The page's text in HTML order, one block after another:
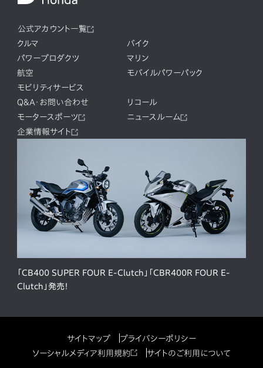
公式アカウント一覧
クルマ
バイク
パワープロダクツ
マリン
航空
モバイルパワーパック
モビリティサービス
Q&A・お問い合わせ
リコール
モータースポーツ
ニュースルーム
企業情報サイト
「CB400 SUPER FOUR E-Clutch」「CBR400R FOUR E-
Clutch」発売！
サイトマップ
プライバシーポリシー
ソーシャルメディア利用規約
サイトのご利用について